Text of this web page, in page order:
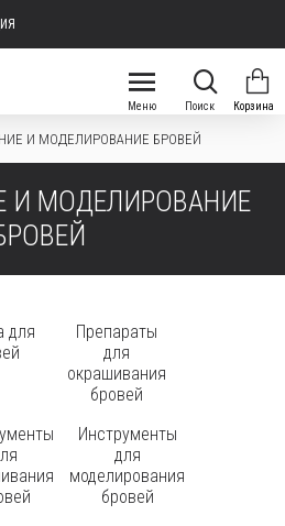
И МОДЕЛИРОВАНИЕ БРОВЕЙ
И МОДЕЛИРОВАНИЕ
для
Препараты
для
окрашивания
бровей
Инструменты
для
моделирования
бровей